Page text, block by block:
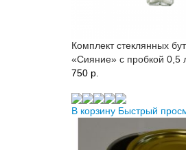
Комплект стеклянных
«Сияние» с пробкой 0,5
750 p.
В корзину Быстрый